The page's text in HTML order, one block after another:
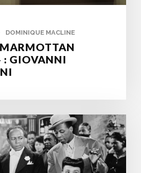
DOMINIQUE MACLINE
: GIOVANNI